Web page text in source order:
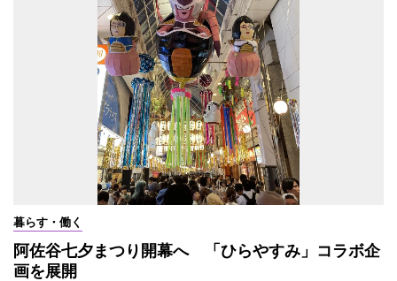
暮らす・働く
阿佐谷七夕まつり開幕へ 「ひらやすみ」コラボ企
画を展開